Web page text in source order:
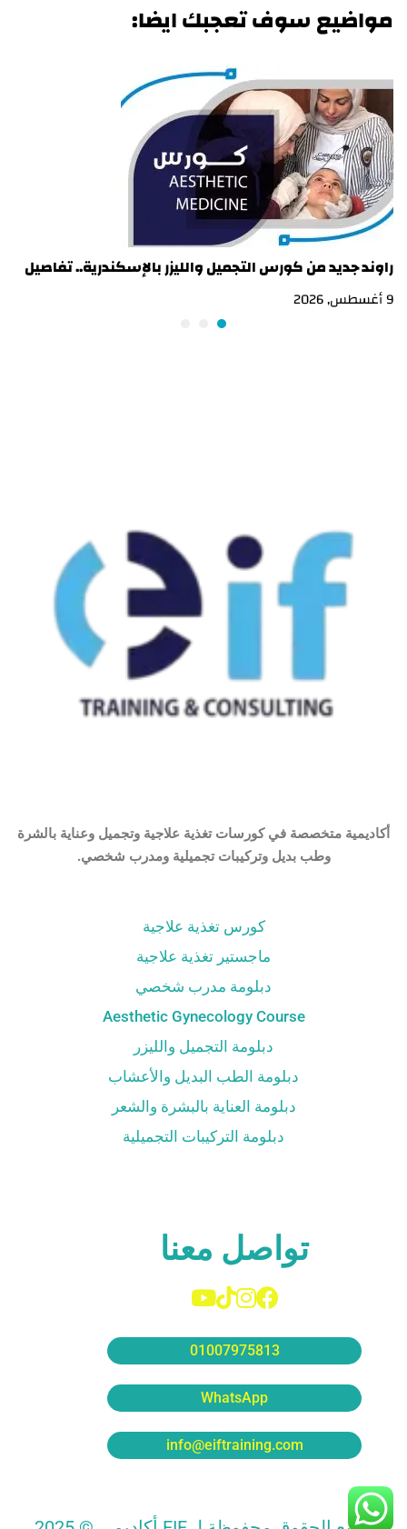
مواضيع سوف تعجبك ايضا:
راوند جديد من كورس التجميل والليزر بالإسكندرية.. تفاصيل
9 أغسطس, 2026
أكاديمية متخصصة في كورسات تغذية علاجية وتجميل وعناية بالشرة
وطب بديل وتركيبات تجميلية ومدرب شخصي.
كورس تغذية علاجية
ماجستير تغذية علاجية
دبلومة مدرب شخصي
Aesthetic Gynecology Course
دبلومة التجميل والليزر
دبلومة الطب البديل والأعشاب
دبلومة العناية بالبشرة والشعر
دبلومة التركيبات التجميلية
تواصل معنا
01007975813
WhatsApp
info@eiftraining.com